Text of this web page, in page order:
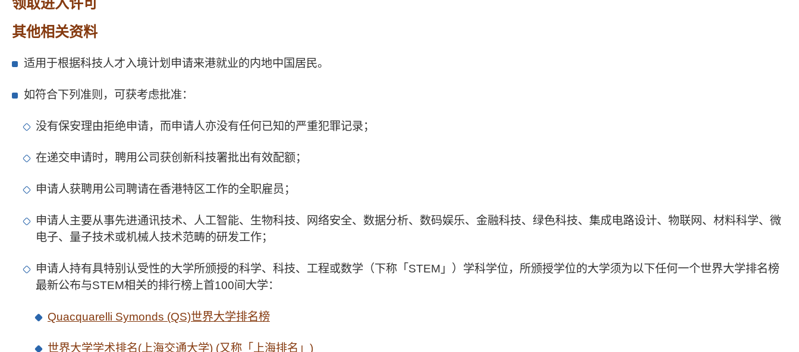
领取进入许可
其他相关资料
适用于根据科技人才入境计划申请来港就业的内地中国居民。
如符合下列准则，可获考虑批准：
没有保安理由拒绝申请，而申请人亦没有任何已知的严重犯罪记录；
在递交申请时，聘用公司获创新科技署批出有效配额；
申请人获聘用公司聘请在香港特区工作的全职雇员；
申请人主要从事先进通讯技术、人工智能、生物科技、网络安全、数据分析、数码娱乐、金融科技、绿色科技、集成电路设计、物联网、材料科学、微
电子、量子技术或机械人技术范畴的研发工作；
申请人持有具特别认受性的大学所颁授的科学、科技、工程或数学（下称「STEM」）学科学位，所颁授学位的大学须为以下任何一个世界大学排名榜
最新公布与STEM相关的排行榜上首100间大学：
Quacquarelli Symonds (QS)世界大学排名榜
世界大学学术排名(上海交通大学) (又称「上海排名」)